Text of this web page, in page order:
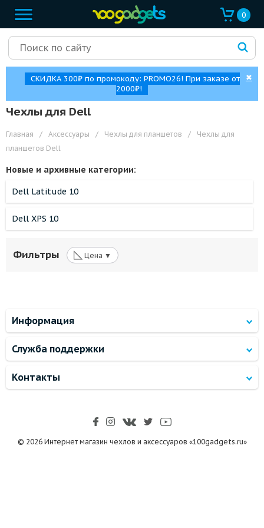
0
СКИДКА 300₽ по промокоду: PROMO26! При заказе от
2000₽!
✖
Чехлы для Dell
Главная / Аксессуары / Чехлы для планшетов /
Чехлы для
планшетов Dell
Новые и архивные категории:
Dell Latitude 10
Dell XPS 10
Фильтры ◺ Цена ▼
Информация
Служба поддержки
Контакты
© 2026 Интернет магазин чехлов и аксессуаров «100gadgets.ru»